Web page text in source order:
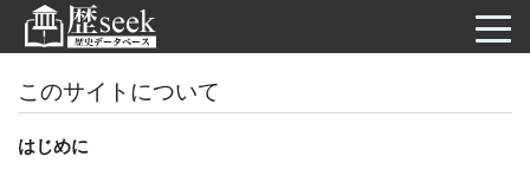
このサイトについて
はじめに